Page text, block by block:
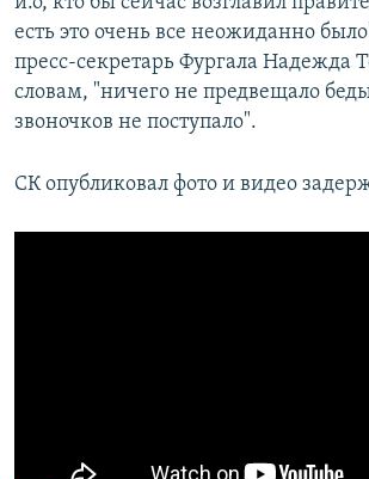
есть это очень все неожиданно
пресс-секретарь Фургала Надежда
словам, "ничего не предвещало
звоночков не поступало".
СК опубликовал фото и видео